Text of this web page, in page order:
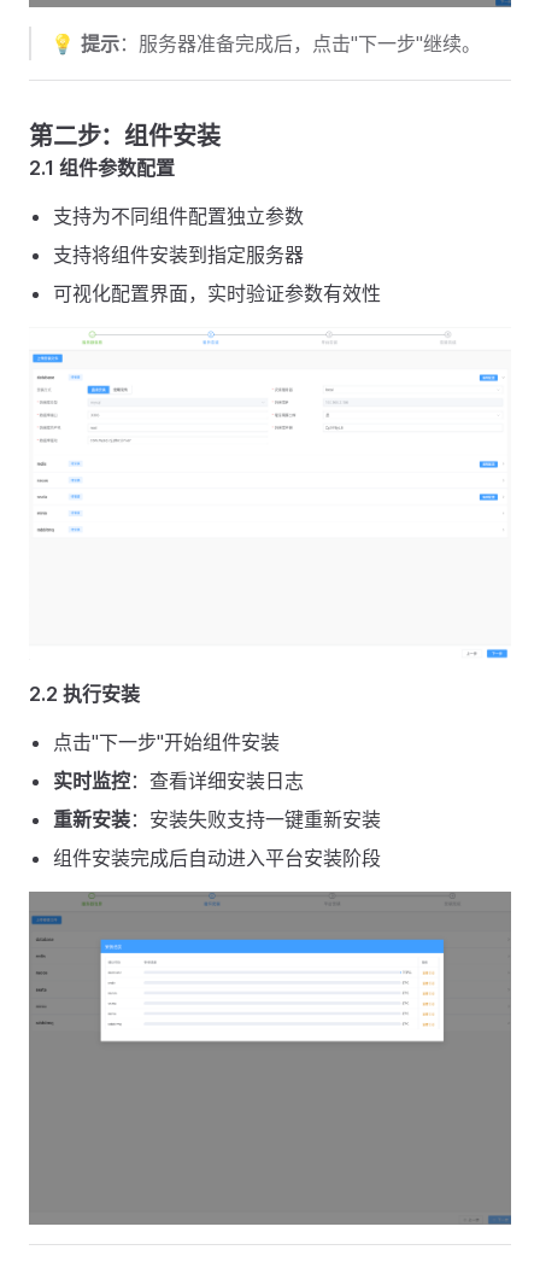
💡 提示：服务器准备完成后，点击"下一步"继续。
第二步：组件安装
2.1 组件参数配置
支持为不同组件配置独立参数
支持将组件安装到指定服务器
可视化配置界面，实时验证参数有效性
2.2 执行安装
点击"下一步"开始组件安装
实时监控：查看详细安装日志
重新安装：安装失败支持一键重新安装
组件安装完成后自动进入平台安装阶段